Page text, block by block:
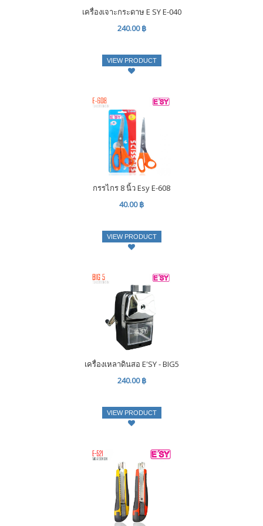
เครื่องเจาะกระดาษ E SY E-040
240.00 ฿
VIEW PRODUCT
กรรไกร 8 นิ้ว Esy E-608
40.00 ฿
VIEW PRODUCT
เครื่องเหลาดินสอ E'SY - BIG5
240.00 ฿
VIEW PRODUCT